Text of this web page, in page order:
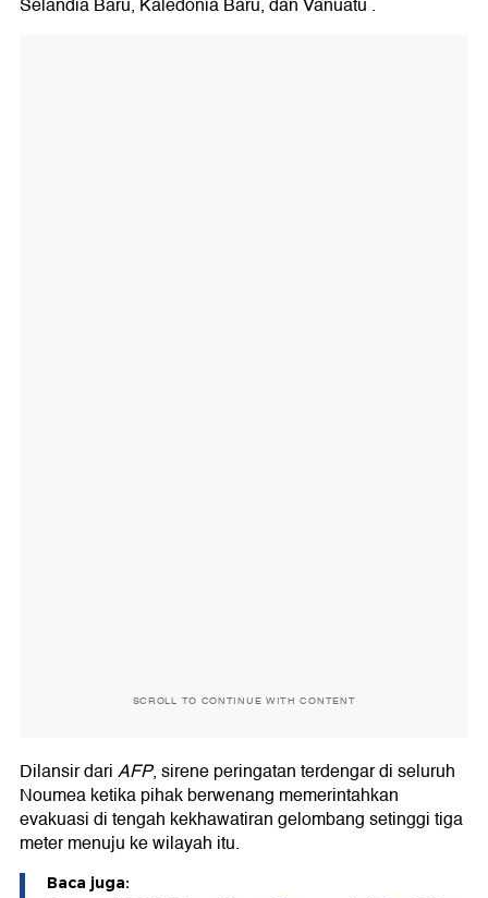
Selandia Baru, Kaledonia Baru, dan Vanuatu .
SCROLL TO CONTINUE WITH CONTENT
Dilansir dariAFP, sirene peringatan terdengar di seluruh
Noumea ketika pihak berwenang memerintahkan
evakuasi di tengah kekhawatiran gelombang setinggi tiga
meter menuju ke wilayah itu.
Baca juga: